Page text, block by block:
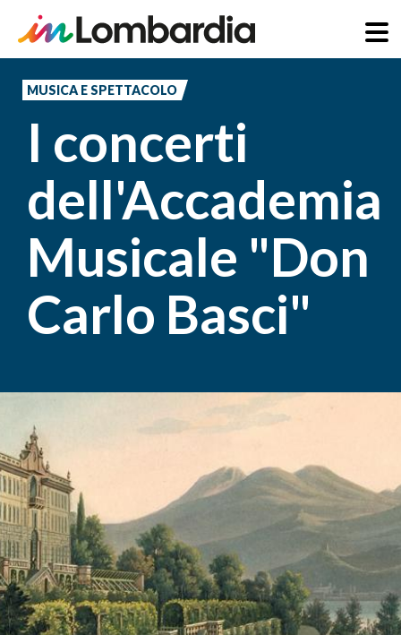
principale
MUSICA E SPETTACOLO
I concerti
dell'Accademia
Musicale "Don
Carlo Basci"